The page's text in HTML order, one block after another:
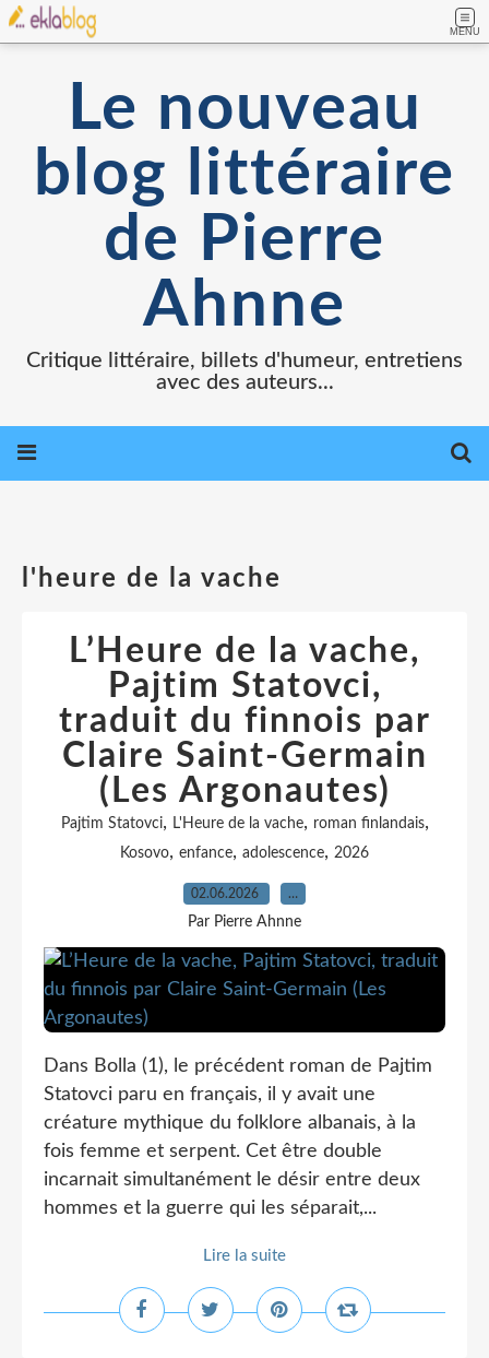
MENU
Le nouveau
blog littéraire
de Pierre
Ahnne
Critique littéraire, billets d'humeur, entretiens
avec des auteurs...
l'heure de la vache
L’Heure de la vache,
Pajtim Statovci,
traduit du finnois par
Claire Saint-Germain
(Les Argonautes)
Pajtim Statovci, L'Heure de la vache, roman finlandais,
Kosovo, enfance, adolescence, 2026
02.06.2026 …
Par Pierre Ahnne
Dans Bolla (1), le précédent roman de Pajtim
Statovci paru en français, il y avait une
créature mythique du folklore albanais, à la
fois femme et serpent. Cet être double
incarnait simultanément le désir entre deux
hommes et la guerre qui les séparait,...
Lire la suite